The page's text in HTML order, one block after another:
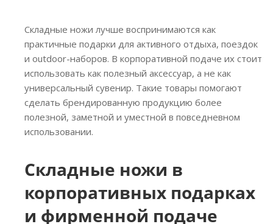
Складные ножи лучше воспринимаются как
практичные подарки для активного отдыха, поездок
и outdoor-наборов. В корпоративной подаче их стоит
использовать как полезный аксессуар, а не как
универсальный сувенир. Такие товары помогают
сделать брендированную продукцию более
полезной, заметной и уместной в повседневном
использовании.
Складные ножи в
корпоративных подарках
и фирменной подаче